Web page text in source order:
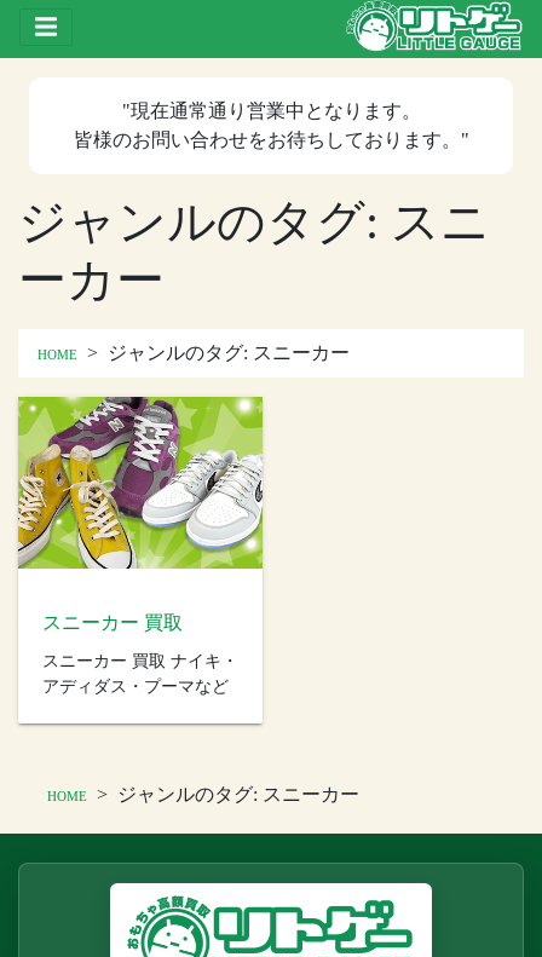
Toggle drawer
"現在通常通り営業中 となります。
皆様のお問い合わせをお待ちしております。"
ジャンルのタグ: スニ
ーカー
HOME > ジャンルのタグ: スニーカー
スニーカー 買取
スニーカー 買取 ナイキ・
アディダス・プーマなど
HOME > ジャンルのタグ: スニーカー